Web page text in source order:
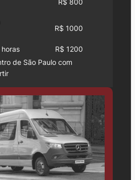
R$ 1000
horas
R$ 1200
de São Paulo com